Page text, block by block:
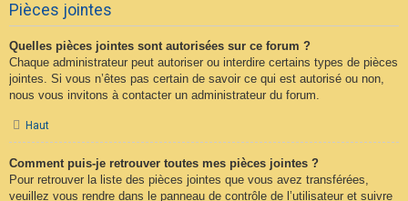
Pièces jointes
Quelles pièces jointes sont autorisées sur ce forum ?
Chaque administrateur peut autoriser ou interdire certains types de pièces
jointes. Si vous n’êtes pas certain de savoir ce qui est autorisé ou non,
nous vous invitons à contacter un administrateur du forum.
Haut
Comment puis-je retrouver toutes mes pièces jointes ?
Pour retrouver la liste des pièces jointes que vous avez transférées,
veuillez vous rendre dans le panneau de contrôle de l’utilisateur et suivre